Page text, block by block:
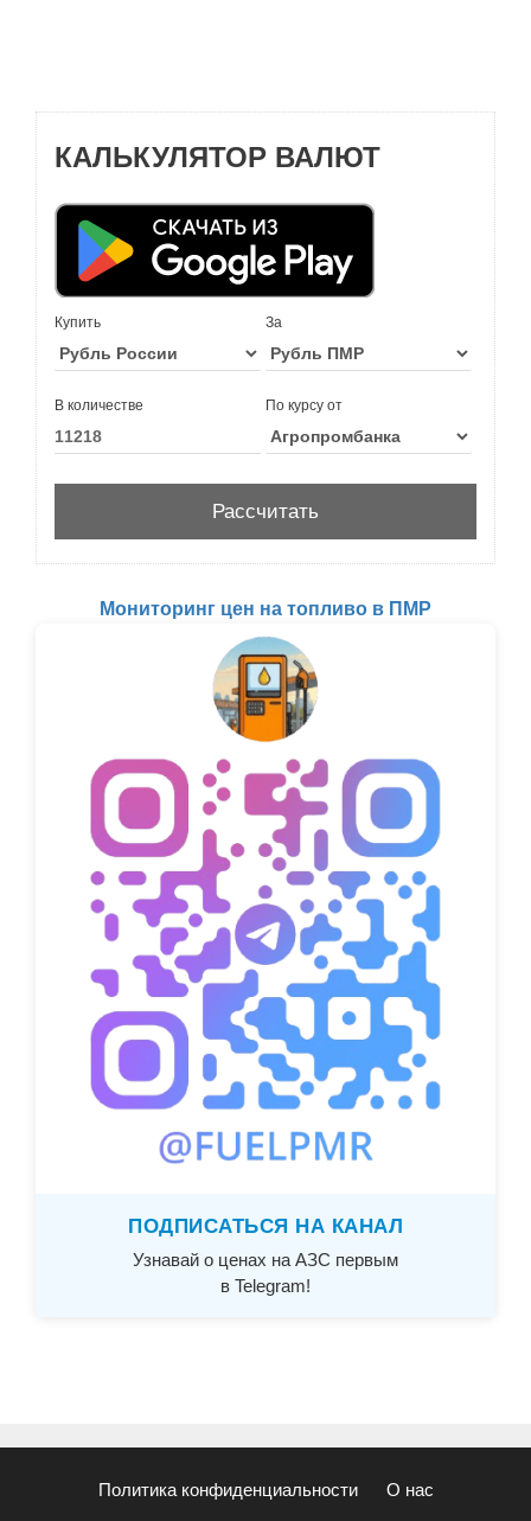
КАЛЬКУЛЯТОР ВАЛЮТ
Купить За
В количестве По курсу от
Мониторинг цен на топливо в ПМР
ПОДПИСАТЬСЯ НА КАНАЛ
Узнавай о ценах на АЗС первым
в Telegram!
Политика конфиденциальности О нас